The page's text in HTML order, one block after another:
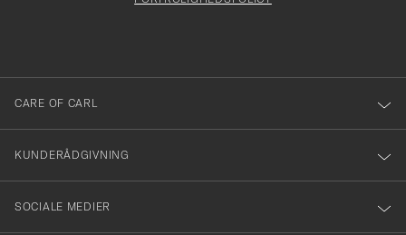
dig
till
vårt
nyhetsbrev!
CARE OF CARL
KUNDERÅDGIVNING
SOCIALE MEDIER